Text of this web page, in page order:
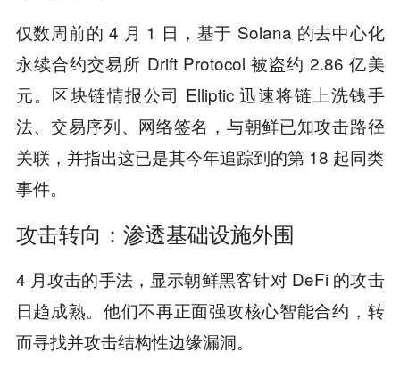
仅数周前的 4 月 1 日，基于 Solana 的去中心化
永续合约交易所 Drift Protocol 被盗约 2.86 亿美
元。区块链情报公司 Elliptic 迅速将链上洗钱手
法、交易序列、网络签名，与朝鲜已知攻击路径
关联，并指出这已是其今年追踪到的第 18 起同类
事件。
攻击转向：渗透基础设施外围
4 月攻击的手法，显示朝鲜黑客针对 DeFi 的攻击
日趋成熟。他们不再正面强攻核心智能合约，转
而寻找并攻击结构性边缘漏洞。